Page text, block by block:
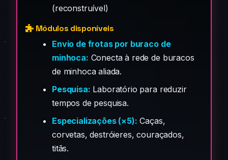
(reconstruível)
Módulos disponíveis
Envio de frotas por buraco de
minhoca: Conecta à rede de buracos
de minhoca aliada.
Pesquisa: Laboratório para reduzir
tempos de pesquisa.
Especializações (×5): Caças,
corvetas, destróieres, couraçados,
titãs.